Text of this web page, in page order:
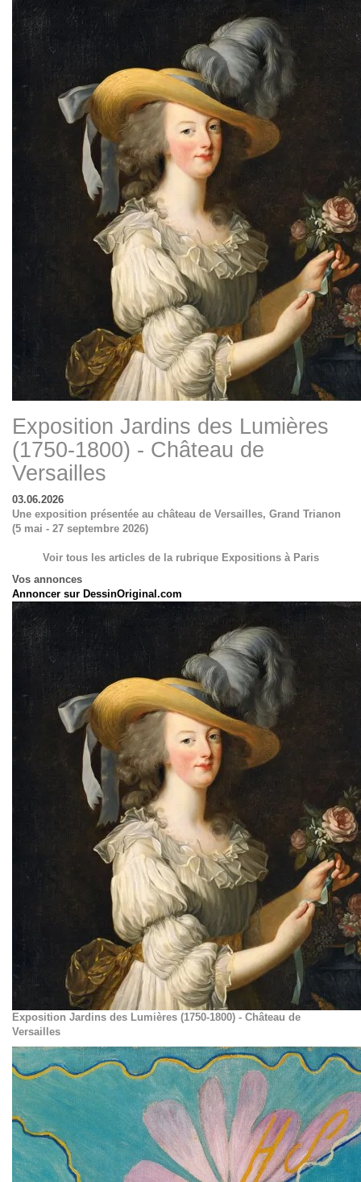
Exposition Jardins des Lumières
(1750-1800) - Château de
Versailles
03.06.2026
Une exposition présentée au château de Versailles, Grand Trianon
(5 mai - 27 septembre 2026)
Voir tous les articles de la rubrique Expositions à Paris
Vos annonces
Annoncer sur DessinOriginal.com
Exposition Jardins des Lumières (1750-1800) - Château de
Versailles